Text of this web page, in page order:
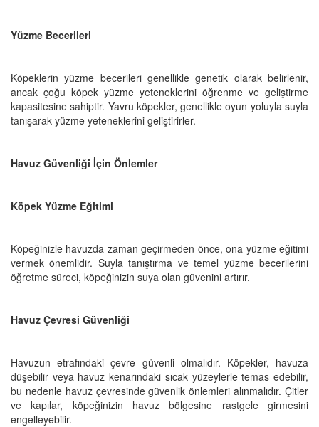
Yüzme Becerileri
Köpeklerin yüzme becerileri genellikle genetik olarak belirlenir,
ancak çoğu köpek yüzme yeteneklerini öğrenme ve geliştirme
kapasitesine sahiptir. Yavru köpekler, genellikle oyun yoluyla suyla
tanışarak yüzme yeteneklerini geliştirirler.
Havuz Güvenliği İçin Önlemler
Köpek Yüzme Eğitimi
Köpeğinizle havuzda zaman geçirmeden önce, ona yüzme eğitimi
vermek önemlidir. Suyla tanıştırma ve temel yüzme becerilerini
öğretme süreci, köpeğinizin suya olan güvenini artırır.
Havuz Çevresi Güvenliği
Havuzun etrafındaki çevre güvenli olmalıdır. Köpekler, havuza
düşebilir veya havuz kenarındaki sıcak yüzeylerle temas edebilir,
bu nedenle havuz çevresinde güvenlik önlemleri alınmalıdır. Çitler
ve kapılar, köpeğinizin havuz bölgesine rastgele girmesini
engelleyebilir.